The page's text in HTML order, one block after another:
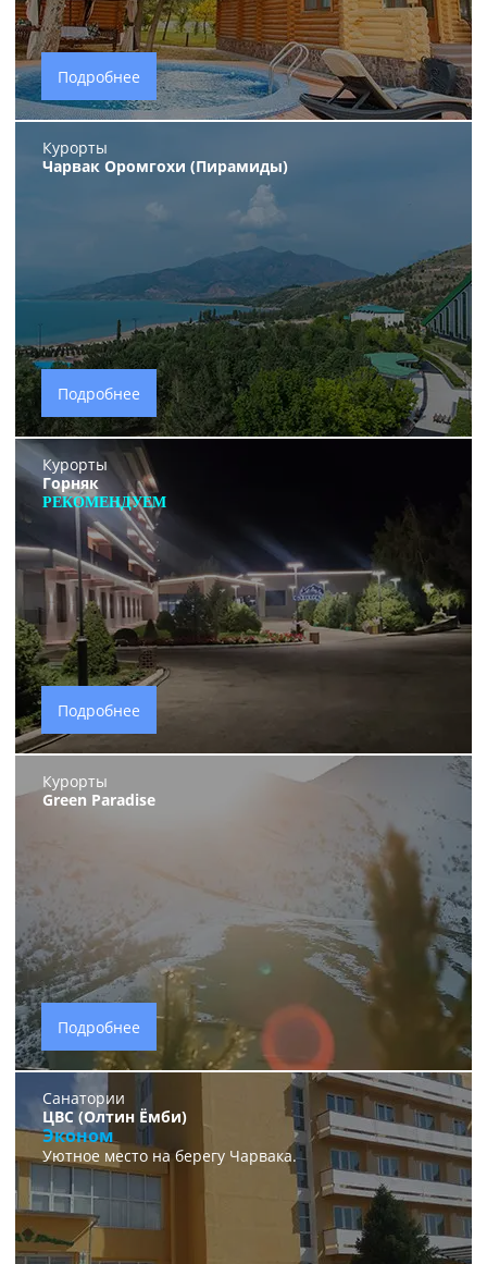
Подробнее
Курорты
Чарвак Оромгохи (Пирамиды)
Подробнее
Курорты
Горняк
РЕКОМЕНДУЕМ
Подробнее
Курорты
Green Paradise
Подробнее
Санатории
ЦВС (Олтин Ёмби)
Эконом
Уютное место на берегу Чарвака.